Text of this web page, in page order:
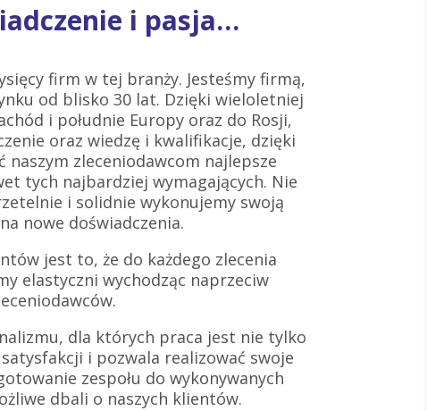
i pasja…
firm w tej branży. Jesteśmy firmą,
od blisko 30 lat. Dzięki wieloletniej
i południe Europy oraz do Rosji,
oraz wiedzę i kwalifikacje, dzięki
zleceniodawcom najlepsze
tych najbardziej wymagających. Nie
i solidnie wykonujemy swoją
nowe doświadczenia.
jest to, że do każdego zlecenia
elastyczni wychodząc naprzeciw
dla których praca jest nie tylko
i pozwala realizować swoje
zespołu do wykonywanych
dbali o naszych klientów.